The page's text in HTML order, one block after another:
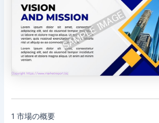
1 市場の概要